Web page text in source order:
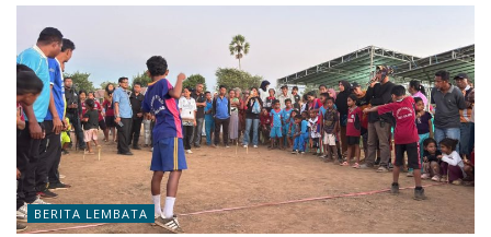
BERITA LEMBATA